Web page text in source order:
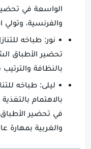
الواسعة في تحضير
والفرنسية، وتولي
• نور: طباخه
تحضير الأطباق
بالنظافة
• ليلى: طباخه
بالاهتمام
في تحضير
والغربية بمهارة